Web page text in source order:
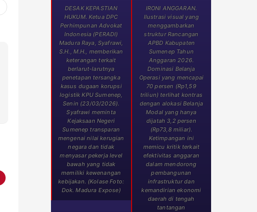
DESAK KEPASTIAN
HUKUM. Ketua DPC
Perhimpunan Advokat
Indonesia (PERADI)
Madura Raya, Syafrawi,
S.H., M.H., memberikan
keterangan terkait
berlarut-larutnya
penetapan tersangka
kasus dugaan korupsi
logistik KPU Sumenep,
Senin (23/03/2026).
Syafrawi meminta
Kejaksaan Negeri
Sumenep transparan
mengenai nilai kerugian
negara dan tidak
menyasar pekerja level
bawah yang tidak
memiliki kewenangan
kebijakan. (Kolase Foto:
Dok. Madura Expose)
IRONI ANGGARAN.
Ilustrasi visual yang
menggambarkan
struktur Rancangan
APBD Kabupaten
Sumenep Tahun
Anggaran 2026.
Dominasi Belanja
Operasi yang mencapai
70 persen (Rp1,59
triliun) terlihat kontras
dengan alokasi Belanja
Modal yang hanya
dijatah 3,2 persen
(Rp73,8 miliar).
Ketimpangan ini
memicu kritik terkait
efektivitas anggaran
dalam mendorong
pembangunan
infrastruktur dan
kemandirian ekonomi
daerah di tengah
tantangan